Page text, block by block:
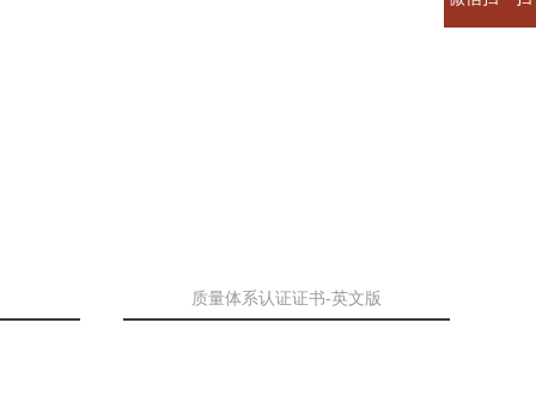
质量体系认证证书-英文版